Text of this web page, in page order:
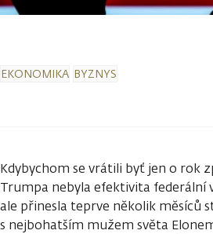
EKONOMIKA BYZNYS
Kdybychom se vrátili byť jen o rok
Trumpa nebyla efektivita federální
ale přinesla teprve několik měsíců
s nejbohatším mužem světa